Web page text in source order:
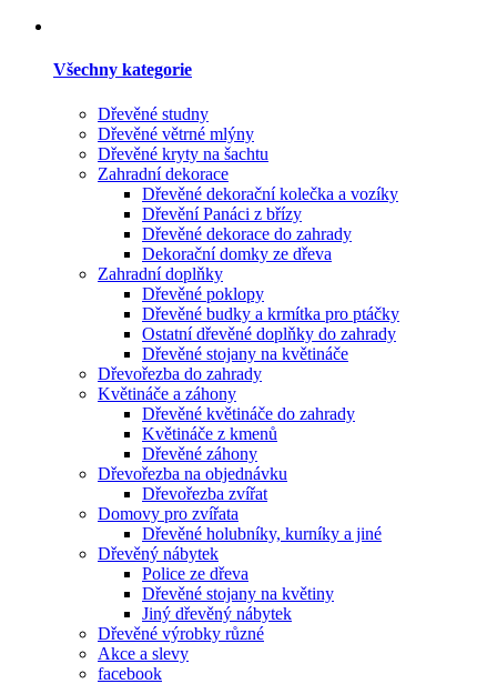
Všechny kategorie
Dřevěné studny
Dřevěné větrné mlýny
Dřevěné kryty na šachtu
Zahradní dekorace
Dřevěné dekorační kolečka a vozíky
Dřevění Panáci z břízy
Dřevěné dekorace do zahrady
Dekorační domky ze dřeva
Zahradní doplňky
Dřevěné poklopy
Dřevěné budky a krmítka pro ptáčky
Ostatní dřevěné doplňky do zahrady
Dřevěné stojany na květináče
Dřevořezba do zahrady
Květináče a záhony
Dřevěné květináče do zahrady
Květináče z kmenů
Dřevěné záhony
Dřevořezba na objednávku
Dřevořezba zvířat
Domovy pro zvířata
Dřevěné holubníky, kurníky a jiné
Dřevěný nábytek
Police ze dřeva
Dřevěné stojany na květiny
Jiný dřevěný nábytek
Dřevěné výrobky různé
Akce a slevy
facebook